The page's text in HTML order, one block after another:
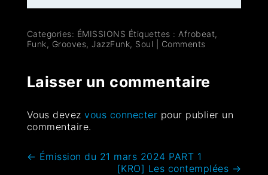
Categories: ÉMISSIONS Étiquettes : Afrobeat,
Funk, Grooves,JazzFunk, Soul Comments
Laisser un commentaire
Vous devezvous connecter pour publier un
commentaire.
← Émission du 21 mars 2024 PART 1
[KRO] Les contemplées →